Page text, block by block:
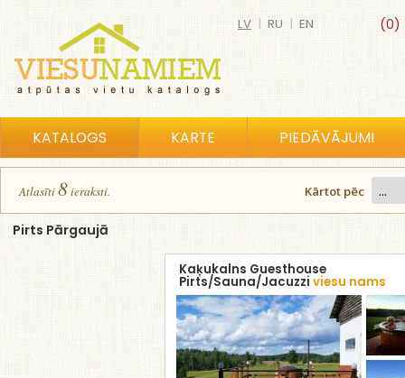
(0)
LV | RU | EN
KATALOGS KARTE PIEDĀVĀJUMI
Atlasīti8ieraksti. Kārtot pēc
Pirts Pārgaujā
Kaķukalns Guesthouse
Pirts/Sauna/Jacuzzi viesu nams